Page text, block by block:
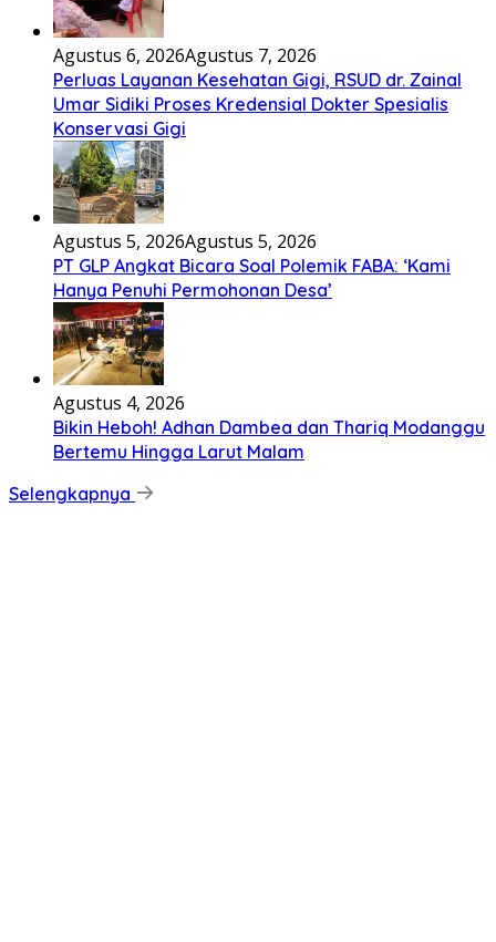
Agustus 6, 2026Agustus 7, 2026
Perluas Layanan Kesehatan Gigi, RSUD dr. Zainal
Umar Sidiki Proses Kredensial Dokter Spesialis
Konservasi Gigi
Agustus 5, 2026Agustus 5, 2026
PT GLP Angkat Bicara Soal Polemik FABA: ‘Kami
Hanya Penuhi Permohonan Desa’
Agustus 4, 2026
Bikin Heboh! Adhan Dambea dan Thariq Modanggu
Bertemu Hingga Larut Malam
Selengkapnya